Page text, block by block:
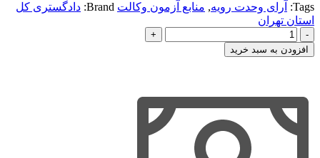
Tags: آرای وحدت رویه, منابع آزمون وکالت Brand: دادگستری کل
استان تهران
وکالت
در
قانون
قضایی
دادگستری
تهران
افزودن به سبد خرید